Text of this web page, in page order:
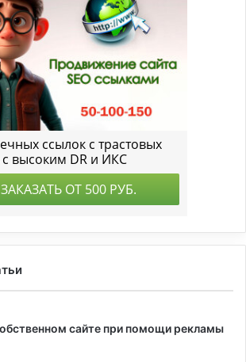
сайте при помощи рекламы